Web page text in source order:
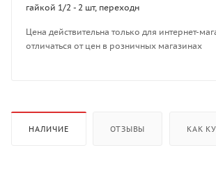
гайкой 1/2 - 2 шт, переходн
Цена действительна только для интернет-
отличаться от цен в розничных магазинах
НАЛИЧИЕ ОТЗЫВЫ КАК